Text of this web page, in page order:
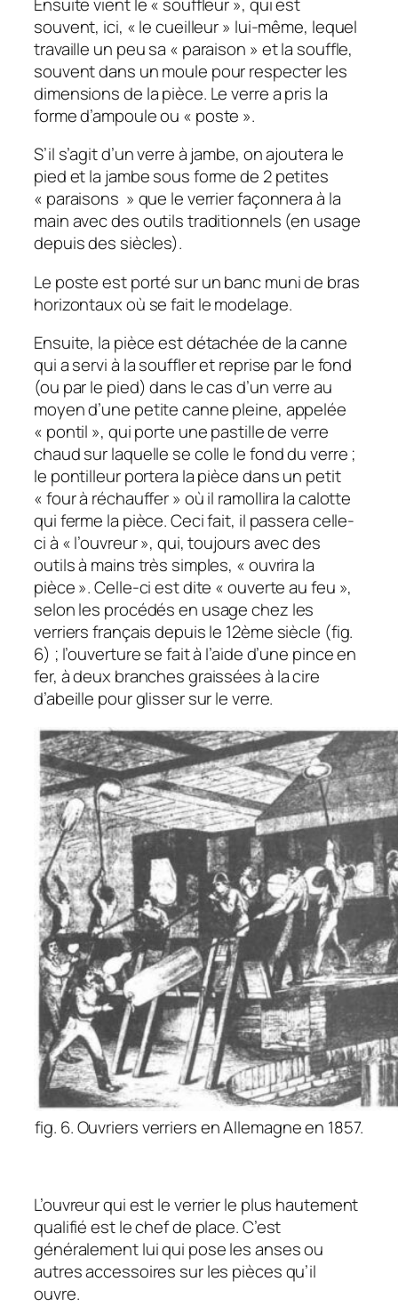
souvent, ici, « le cueilleur » lui-même, lequel
travaille un peu sa « paraison » et la souffle,
souvent dans un moule pour respecter les
dimensions de la pièce. Le verre a pris la
forme d’ampoule ou « poste ».
S’il s’agit d’un verre à jambe, on ajoutera le
pied et la jambe sous forme de 2 petites
« paraisons » que le verrier façonnera à la
main avec des outils traditionnels (en usage
depuis des siècles).
Le poste est porté sur un banc muni de bras
horizontaux où se fait le modelage.
Ensuite, la pièce est détachée de la canne
qui a servi à la souffler et reprise par le fond
(ou par le pied) dans le cas d’un verre au
moyen d’une petite canne pleine, appelée
« pontil », qui porte une pastille de verre
chaud sur laquelle se colle le fond du verre ;
le pontilleur portera la pièce dans un petit
« four à réchauffer » où il ramollira la calotte
qui ferme la pièce. Ceci fait, il passera celle-
ci à « l’ouvreur », qui, toujours avec des
outils à mains très simples, « ouvrira la
pièce ». Celle-ci est dite « ouverte au feu »,
selon les procédés en usage chez les
verriers français depuis le 12ème siècle (fig.
6) ; l’ouverture se fait à l’aide d’une pince en
fer, à deux branches graissées à la cire
d’abeille pour glisser sur le verre.
fig. 6. Ouvriers verriers en Allemagne en 1857.
L’ouvreur qui est le verrier le plus hautement
qualifié est le chef de place. C’est
généralement lui qui pose les anses ou
autres accessoires sur les pièces qu’il
ouvre.